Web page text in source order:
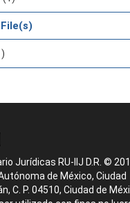
Jurídicas RU-IIJ D.R. ©
de México, Ciudad
C. P. 04510, Ciudad de